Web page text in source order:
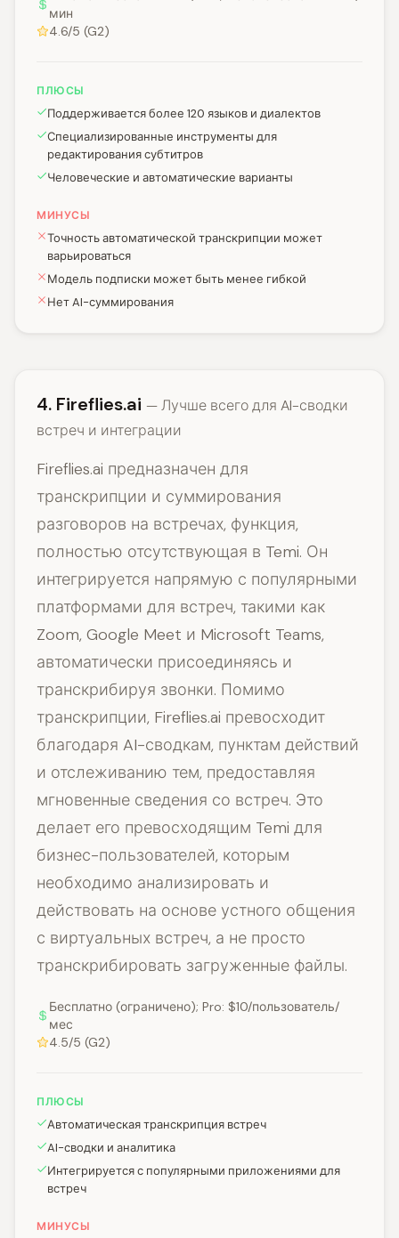
мин
4.6/5 (G2)
ПЛЮСЫ
Поддерживается более 120 языков и диалектов
Специализированные инструменты для
редактирования субтитров
Человеческие и автоматические варианты
МИНУСЫ
Точность автоматической транскрипции может
варьироваться
Модель подписки может быть менее гибкой
Нет AI-суммирования
4. Fireflies.ai — Лучше всего для AI-сводки
встреч и интеграции
Fireflies.ai предназначен для
транскрипции и суммирования
разговоров на встречах, функция,
полностью отсутствующая в Temi. Он
интегрируется напрямую с популярными
платформами для встреч, такими как
Zoom, Google Meet и Microsoft Teams,
автоматически присоединяясь и
транскрибируя звонки. Помимо
транскрипции, Fireflies.ai превосходит
благодаря AI-сводкам, пунктам действий
и отслеживанию тем, предоставляя
мгновенные сведения со встреч. Это
делает его превосходящим Temi для
бизнес-пользователей, которым
необходимо анализировать и
действовать на основе устного общения
с виртуальных встреч, а не просто
транскрибировать загруженные файлы.
Бесплатно (ограничено); Pro: $10/пользователь/
мес
4.5/5 (G2)
ПЛЮСЫ
Автоматическая транскрипция встреч
AI-сводки и аналитика
Интегрируется с популярными приложениями для
встреч
МИНУСЫ